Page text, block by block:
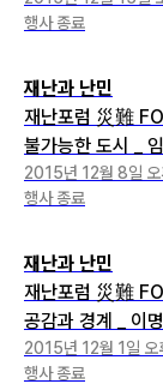
행사 종료
재난과 난민
재난포럼 災難
불가능한 도시 _
2015년 12월 8일
행사 종료
재난과 난민
재난포럼 災難
공감과 경계 _ 이
2015년 12월 1일
행사 종료